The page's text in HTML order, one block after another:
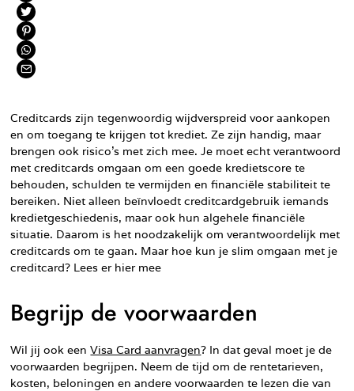
Creditcards zijn tegenwoordig wijdverspreid voor aankopen
en om toegang te krijgen tot krediet. Ze zijn handig, maar
brengen ook risico’s met zich mee. Je moet echt verantwoord
met creditcards omgaan om een goede kredietscore te
behouden, schulden te vermijden en financiële stabiliteit te
bereiken. Niet alleen beïnvloedt creditcardgebruik iemands
kredietgeschiedenis, maar ook hun algehele financiële
situatie. Daarom is het noodzakelijk om verantwoordelijk met
creditcards om te gaan. Maar hoe kun je slim omgaan met je
creditcard? Lees er hier mee
Begrijp de voorwaarden
Wil jij ook eenVisa Card aanvragen? In dat geval moet je de
voorwaarden begrijpen. Neem de tijd om de rentetarieven,
kosten, beloningen en andere voorwaarden te lezen die van